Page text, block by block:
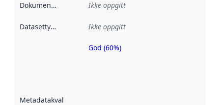
Dokumentasjon Ikke oppgitt
Datasettype Ikke oppgitt
Metadatakvalitet
Metadatakvalitet
God (60%)